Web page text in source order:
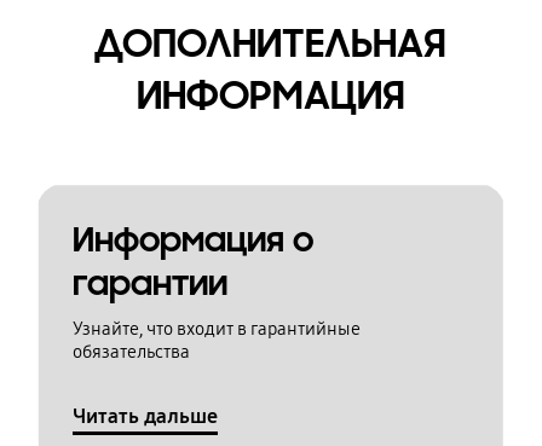
ДОПОЛНИТЕЛЬНАЯ
ИНФОРМАЦИЯ
Информация о
гарантии
Узнайте, что входит в гарантийные
обязательства
Читать дальше